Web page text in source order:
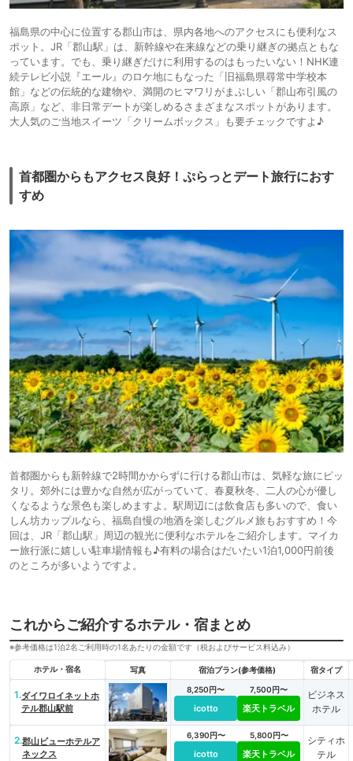
福島県の中心に位置する郡山市は、県内各地へのアクセスにも便利なス
ポット。JR「郡山駅」は、新幹線や在来線などの乗り継ぎの拠点ともな
っています。でも、乗り継ぎだけに利用するのはもったいない！NHK連
続テレビ小説『エール』のロケ地にもなった「旧福島県尋常中学校本
館」などの伝統的な建物や、満開のヒマワリがまぶしい「郡山布引風の
高原」など、非日常デートが楽しめるさまざまなスポットがあります。
大人気のご当地スイーツ「クリームボックス」も要チェックですよ♪
首都圏からもアクセス良好！ぷらっとデート旅行におす
すめ
首都圏からも新幹線で2時間かからずに行ける郡山市は、気軽な旅にピッ
タリ。郊外には豊かな自然が広がっていて、春夏秋冬、二人の心が優し
くなるような景色も楽しめますよ。駅周辺には飲食店も多いので、食い
しん坊カップルなら、福島自慢の地酒を楽しむグルメ旅もおすすめ！今
回は、JR「郡山駅」周辺の観光に便利なホテルをご紹介します。マイカ
ー旅行派に嬉しい駐車場情報も♪有料の場合はだいたい1泊1,000円前後
のところが多いようですよ。
これからご紹介するホテル・宿まとめ
※参考価格は1泊2名ご利用時の1名あたりの金額です（税およびサービス料込み）
ホテル・宿名 写真 宿泊プラン(参考価格) 宿タイプ
1.ダイワロイネットホ
テル郡山駅前
8,250円〜
icotto
7,500円〜
楽天トラベル
ビジネス
ホテル
2.郡山ビューホテルア
ネックス
6,390円〜
icotto
5,800円〜
楽天トラベル
シティホ
テル